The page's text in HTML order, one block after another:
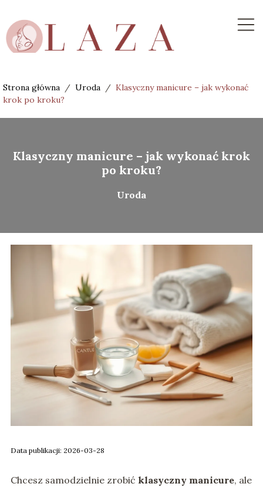
Strona główna / Uroda / Klasyczny manicure – jak wykonać
krok po kroku?
Klasyczny manicure – jak wykonać krok
po kroku?
Uroda
Data publikacji: 2026-03-28
Chcesz samodzielnie zrobić klasyczny manicure, ale